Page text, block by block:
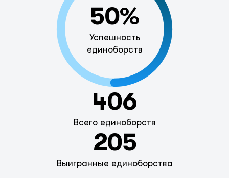
50%
Успешность
единоборств
406
Всего единоборств
205
Выигранные единоборства